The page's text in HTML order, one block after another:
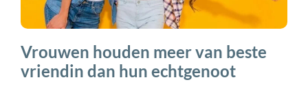
Vrouwen houden meer van beste
vriendin dan hun echtgenoot